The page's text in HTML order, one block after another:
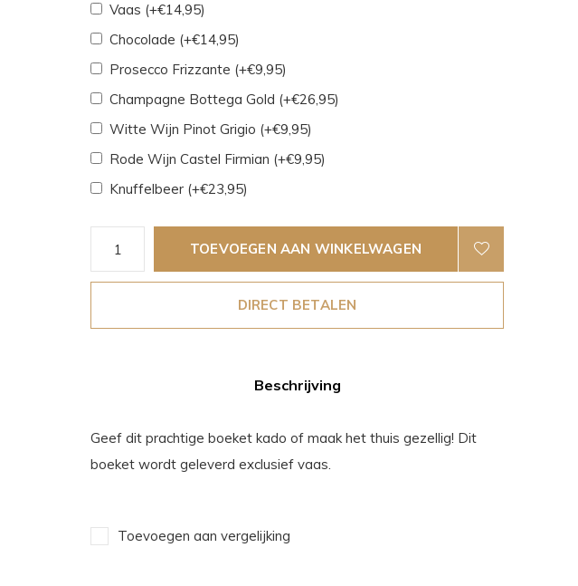
Vaas (+€14,95)
Chocolade (+€14,95)
Prosecco Frizzante (+€9,95)
Champagne Bottega Gold (+€26,95)
Witte Wijn Pinot Grigio (+€9,95)
Rode Wijn Castel Firmian (+€9,95)
Knuffelbeer (+€23,95)
TOEVOEGEN AAN WINKELWAGEN
DIRECT BETALEN
Beschrijving
Geef dit prachtige boeket kado of maak het thuis gezellig! Dit
boeket wordt geleverd exclusief vaas.
Toevoegen aan vergelijking